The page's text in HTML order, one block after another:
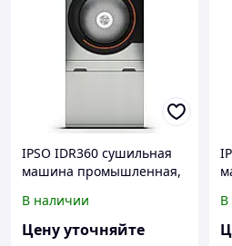
IPSO IDR360 сушильная
машина промышленная,
В наличии
Цену уточняйте
В